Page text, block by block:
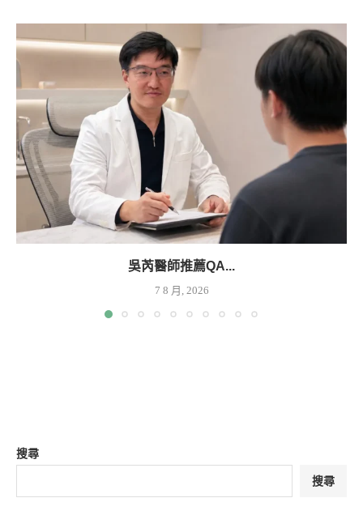
吳芮醫師推薦QA...
7 8 月, 2026
搜尋
搜尋